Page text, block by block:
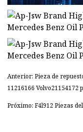
Anterior: Pieza de
11216166 Volvo21154172
Próximo: F4l912 Piezas